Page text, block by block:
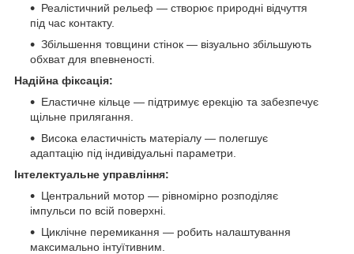
Реалістичний рельеф — створює природні відчуття
під час контакту.
Збільшення товщини стінок — візуально збільшують
обхват для впевненості.
Надійна фіксація:
Еластичне кільце — підтримує ерекцію та забезпечує
щільне прилягання.
Висока еластичність матеріалу — полегшує
адаптацію під індивідуальні параметри.
Інтелектуальне управління:
Центральний мотор — рівномірно розподіляє
імпульси по всій поверхні.
Циклічне перемикання — робить налаштування
максимально інтуїтивним.